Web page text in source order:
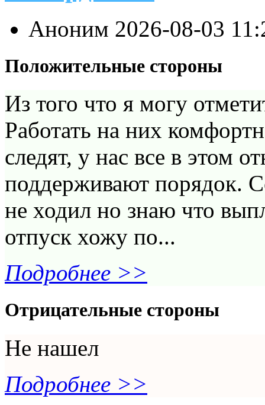
Аноним 2026-08-03
Положительные стороны
Из того что я могу
Работать на них
следят, у нас все в этом
поддерживают порядок.
не ходил но знаю что
отпуск хожу по...
Подробнее >>
Отрицательные стороны
Не нашел
Подробнее >>